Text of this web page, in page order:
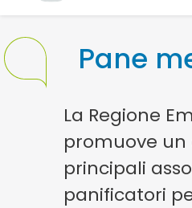
Pane
La Regione
promuove
principali
panificatori